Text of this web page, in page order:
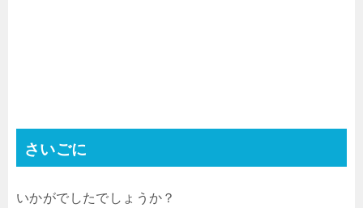
さいごに
いかがでしたでしょうか？